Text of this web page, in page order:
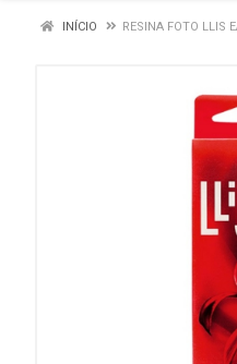
INÍCIO RESINA FOTO LLIS